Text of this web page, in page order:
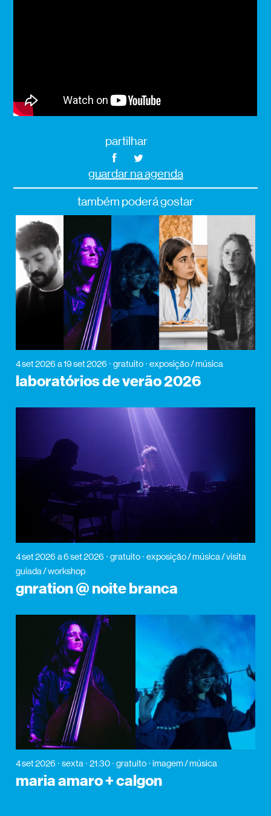
partilhar
guardar na agenda
também poderá gostar
4 set 2026 a 19 set 2026 gratuito exposição / música
laboratórios de verão 2026
4 set 2026 a 6 set 2026 gratuito
exposição / música / visita
guiada / workshop
gnration @ noite branca
4 set 2026 sexta 21:30 gratuito imagem / música
maria amaro + calgon